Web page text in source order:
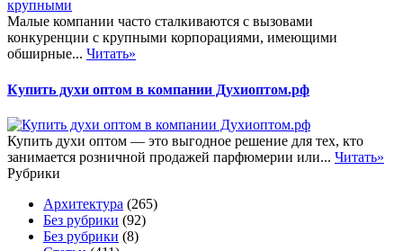
Малые компании часто сталкиваются с вызовами
конкуренции с крупными корпорациями, имеющими
обширные... Читать»
Купить духи оптом в компании Духиоптом.рф
Купить духи оптом — это выгодное решение для тех, кто
занимается розничной продажей парфюмерии или... Читать»
Рубрики
Архитектура (265)
Без рубрики (92)
Без рубрики (8)